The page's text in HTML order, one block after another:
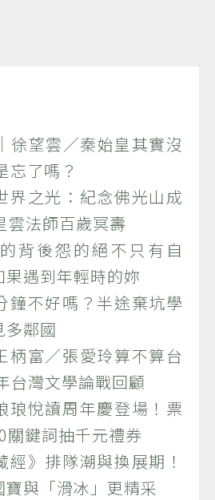
望雲／秦始皇其實沒
忘了嗎？
之光：紀念佛光山成
雲法師百歲冥壽
背後怨的絕不只有自
遇到年輕時的妳
不好嗎？半途棄坑學
多鄰國
富／張愛玲算不算台
台灣文學論戰回顧
悅讀周年慶登場！票
關鍵詞抽千元禮券
》排隊潮與換展期！
與「滑冰」更精采